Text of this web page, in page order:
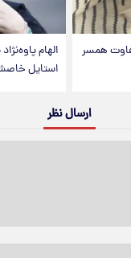
همسر
الهام
استایل
ارسال نظر